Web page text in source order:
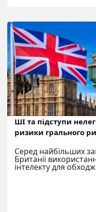
ШІ та підступи
ризики грального
Серед найбільших
Британії
інтелекту для